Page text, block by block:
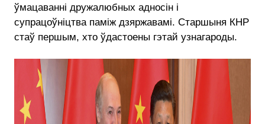
ўмацаванні дружалюбных адносін і
супрацоўніцтва паміж дзяржавамі. Старшыня КНР
стаў першым, хто ўдастоены гэтай узнагароды.